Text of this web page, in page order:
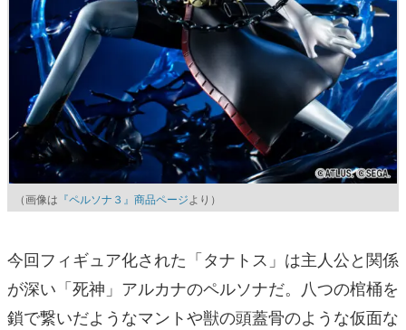
（画像は 『ペルソナ３』商品ページより）
今回フィギュア化された「タナトス」は主人公と関係
が深い「死神」アルカナのペルソナだ。八つの棺桶を
鎖で繋いだようなマントや獣の頭蓋骨のような仮面な